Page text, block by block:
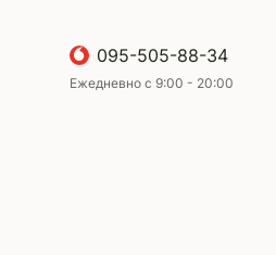
095-505-88-34
Ежедневно с 9:00 - 20:00